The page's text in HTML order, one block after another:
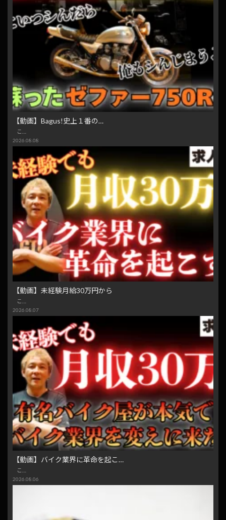
【動画】Bagus!史上１番の…
こ…
2026.08.08
【動画】未経験月給30万円から
こ…
2026.08.07
【動画】バイク業界に革命を起こ…
こ…
2026.08.06